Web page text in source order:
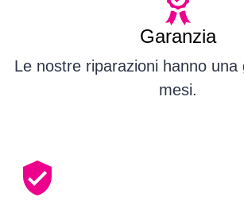
Garanzia
Le nostre riparazioni hanno una
mesi.